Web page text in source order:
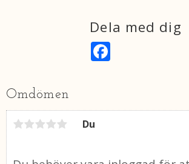
Dela med dig
k
Omdömen
Du